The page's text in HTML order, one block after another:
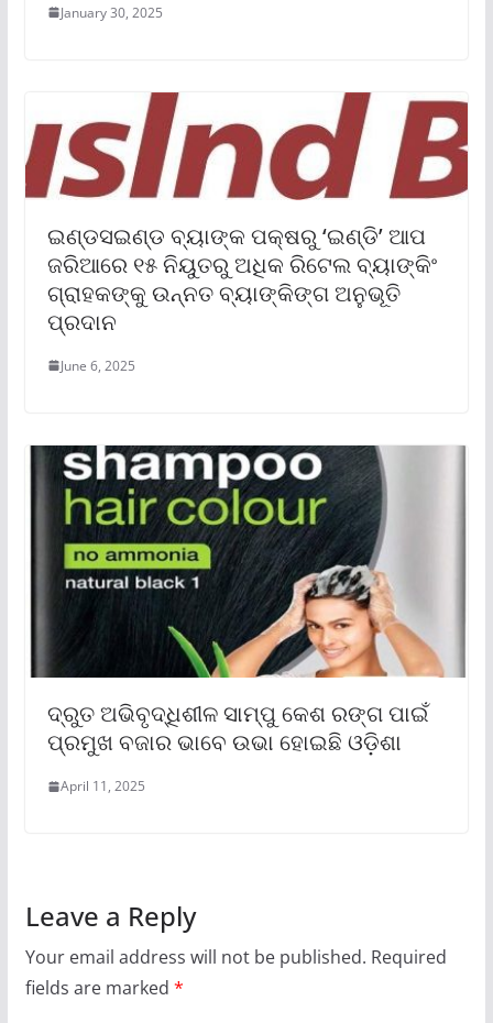
January 30, 2025
ଇଣ୍ଡସଇଣ୍ଡ ବ୍ୟାଙ୍କ ପକ୍ଷରୁ ‘ଇଣ୍ଡି’ ଆପ
ଜରିଆରେ ୧୫ ନିୟୁତରୁ ଅଧିକ ରିଟେଲ ବ୍ୟାଙ୍କିଂ
ଗ୍ରାହକଙ୍କୁ ଉନ୍ନତ ବ୍ୟାଙ୍କିଙ୍ଗ ଅନୁଭୂତି
ପ୍ରଦାନ
June 6, 2025
ଦ୍ରୁତ ଅଭିବୃଦ୍ଧିଶୀଳ ସାମ୍ପୁ କେଶ ରଙ୍ଗ ପାଇଁ
ପ୍ରମୁଖ ବଜାର ଭାବେ ଉଭା ହୋଇଛି ଓଡ଼ିଶା
April 11, 2025
Leave a Reply
Your email address will not be published. Required
fields are marked *